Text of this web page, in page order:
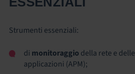
Strumenti essenziali:
di monitoraggio della rete e
applicazioni (APM);